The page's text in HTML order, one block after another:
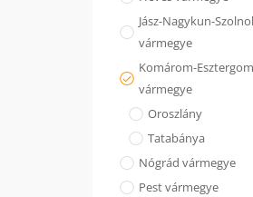
Jász-Nagykun-
vármegye
Komárom-Esztergom
vármegye
Oroszlány
Tatabánya
Nógrád vármegye
Pest vármegye